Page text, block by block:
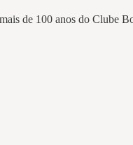
de 100 anos do Clube